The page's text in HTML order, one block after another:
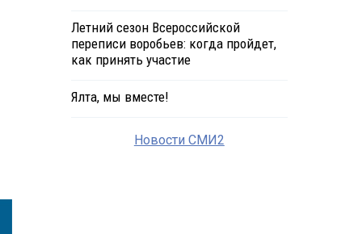
Летний сезон Всероссийской
переписи воробьев: когда пройдет,
как принять участие
Ялта, мы вместе!
Новости СМИ2